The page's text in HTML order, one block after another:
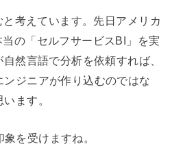
考えています。先日アメリカ
の「セルフサービスBI」を実
然言語で分析を依頼すれば、
ジニアが作り込むのではな
ます。
を受けますね。